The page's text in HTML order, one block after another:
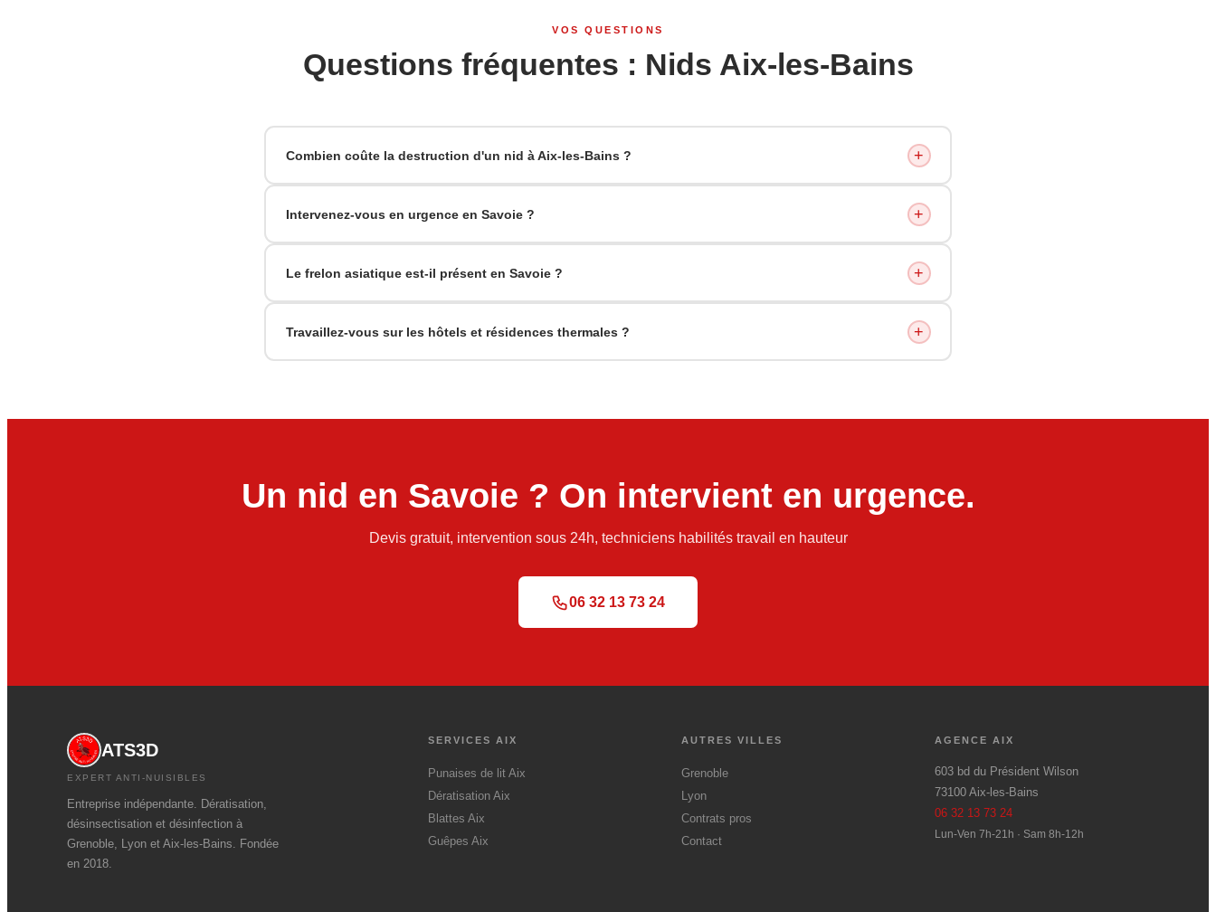
VOS QUESTIONS
Questions fréquentes : Nids Aix-les-Bains
Combien coûte la destruction d'un nid à Aix-les-Bains ? +
Intervenez-vous en urgence en Savoie ? +
Le frelon asiatique est-il présent en Savoie ? +
Travaillez-vous sur les hôtels et résidences thermales ? +
Un nid en Savoie ? On intervient en urgence.
Devis gratuit, intervention sous 24h, techniciens habilités travail en hauteur
06 32 13 73 24
ATS3D
EXPERT ANTI-NUISIBLES
Entreprise indépendante. Dératisation,
désinsectisation et désinfection à
Grenoble, Lyon et Aix-les-Bains. Fondée
en 2018.
SERVICES AIX
Punaises de lit Aix
Dératisation Aix
Blattes Aix
Guêpes Aix
AUTRES VILLES
Grenoble
Lyon
Contrats pros
Contact
AGENCE AIX
603 bd du Président Wilson
73100 Aix-les-Bains
06 32 13 73 24
Lun-Ven 7h-21h · Sam 8h-12h